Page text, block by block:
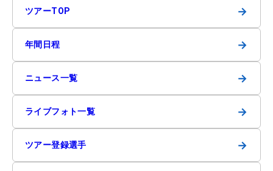
ツアーTOP →
年間日程 →
ニュース一覧 →
ライブフォト一覧 →
ツアー登録選手 →